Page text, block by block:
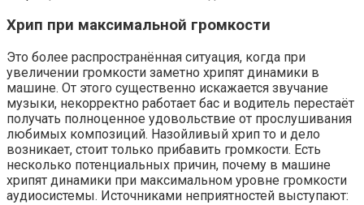
Хрип при максимальной громкости
Это более распространённая ситуация, когда при
увеличении громкости заметно хрипят динамики в
машине. От этого существенно искажается звучание
музыки, некорректно работает бас и водитель перестаёт
получать полноценное удовольствие от прослушивания
любимых композиций. Назойливый хрип то и дело
возникает, стоит только прибавить громкости. Есть
несколько потенциальных причин, почему в машине
хрипят динамики при максимальном уровне громкости
аудиосистемы. Источниками неприятностей выступают: